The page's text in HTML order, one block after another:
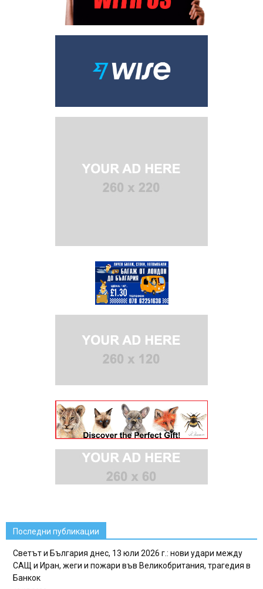
Последни публикации
Светът и България днес, 13 юли 2026 г.: нови удари между
САЩ и Иран, жеги и пожари във Великобритания, трагедия в
Банкок